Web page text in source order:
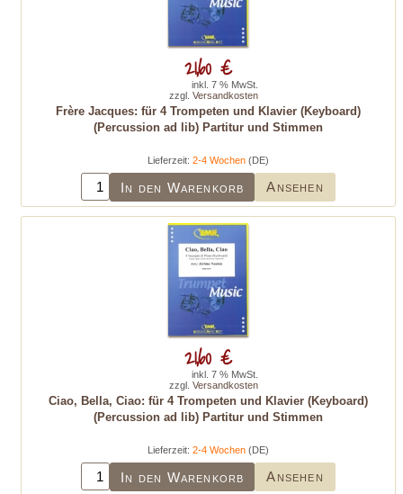
Frère Jacques: für 4 Trompeten und Klavier (Keyboard)
(Percussion ad lib) Partitur und Stimmen
Lieferzeit: 2-4 Wochen (DE)
In den Warenkorb Ansehen
21,60 €
inkl. 7 % MwSt.
zzgl. Versandkosten
Ciao, Bella, Ciao: für 4 Trompeten und Klavier (Keyboard)
(Percussion ad lib) Partitur und Stimmen
Lieferzeit: 2-4 Wochen (DE)
In den Warenkorb Ansehen
21,60 €
inkl. 7 % MwSt.
zzgl. Versandkosten